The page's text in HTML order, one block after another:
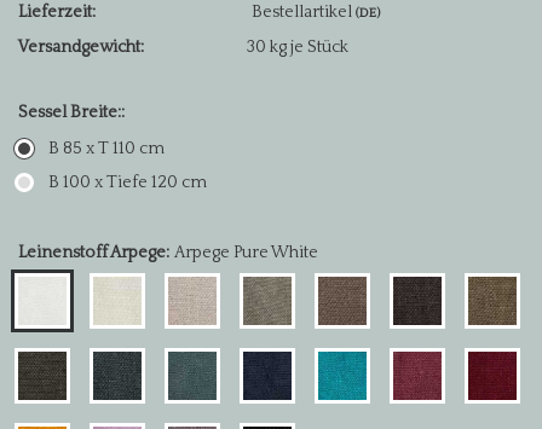
Lieferzeit:
Bestellartikel(DE)
Versandgewicht: 30 kg je Stück
Sessel Breite::
B 85 x T 110 cm
B 100 x Tiefe 120 cm
Leinenstoff Arpege: Arpege Pure White